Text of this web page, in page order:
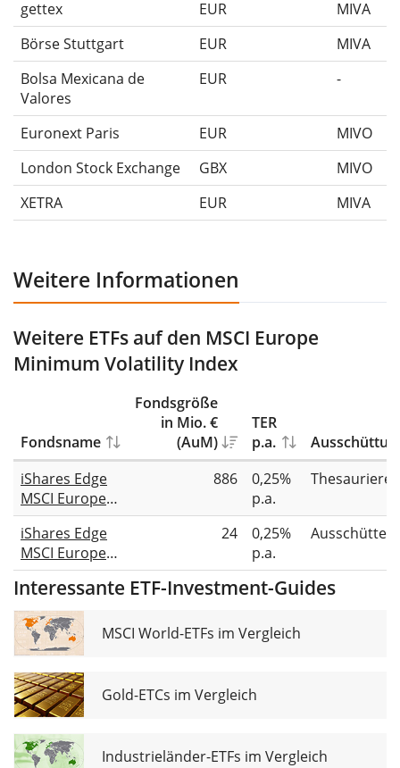
gettex
EUR
MIVA
Börse Stuttgart
EUR
MIVA
Bolsa Mexicana de
Valores
EUR -
Euronext Paris EUR
MIVO
London Stock Exchange
GBX
MIVO
XETRA
EUR MIVA
Weitere Informationen
Weitere ETFs auf den MSCI Europe
Minimum Volatility Index
Fondsname
Fondsgröße
in Mio. €
(AuM)
TER
p.a.
iShares Edge
MSCI Europe
Minimum
Volatility
UCITS ETF
886
0,25%
p.a.
iShares Edge
MSCI Europe
Minimum
Volatility
UCITS ETF EUR
(Dist)
24
0,25%
p.a.
Interessante ETF-Investment-Guides
MSCI World-ETFs im Vergleich
Gold-ETCs im Vergleich
Industrieländer-ETFs im Vergleich